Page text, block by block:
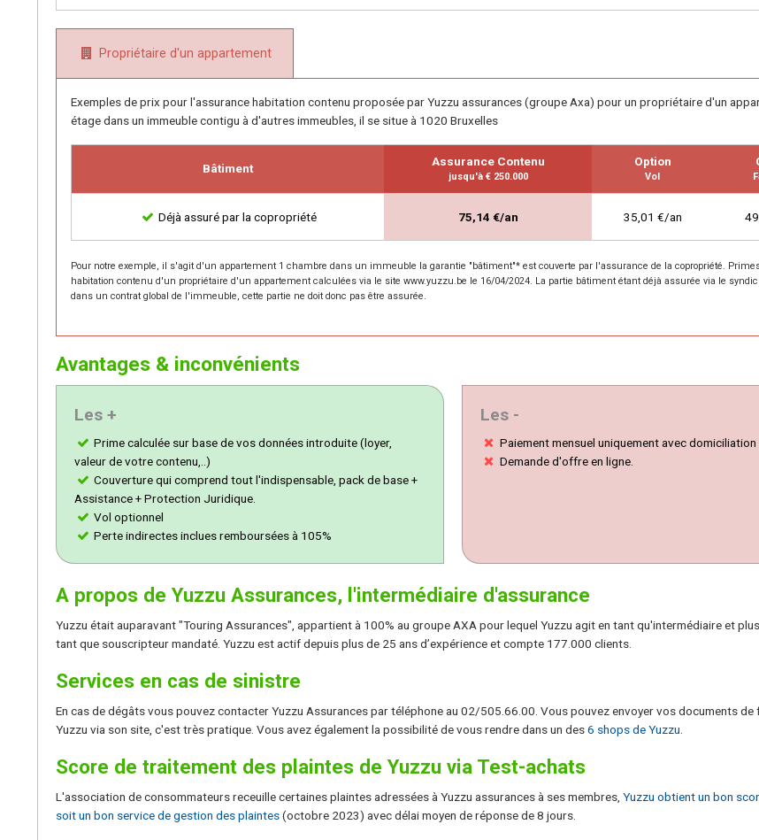
Propriétaire d'un appartement
Exemples de prix pour l'assurance habitation contenu proposée par Yuzzu assurances (groupe Axa) pour un propriétaire d'un
étage dans un immeuble contigu à d'autres immeubles, il se situe à 1020 Bruxelles
Bâtiment Assurance Contenu
jusqu'à € 250.000
Option
Vol
Déjà assuré par la copropriété 75,14 €/an 35,01 €/an
Pour notre exemple, il s'agit d'un appartement 1 chambre dans un immeuble la garantie "bâtiment"* est couverte par l'assurance de la copropriété.
habitation contenu d'un propriétaire d'un appartement calculées via le site www.yuzzu.be le 16/04/2024. La partie bâtiment étant déjà assurée via le syndic
dans un contrat global de l'immeuble, cette partie ne doit donc pas être assurée.
Avantages & inconvénients
Les +
Prime calculée sur base de vos données introduite (loyer,
valeur de votre contenu,..)
Couverture qui comprend tout l'indispensable, pack de base +
Assistance + Protection Juridique.
Vol optionnel
Perte indirectes inclues remboursées à 105%
Les -
Paiement mensuel uniquement avec domiciliation
Demande d'offre en ligne.
A propos de Yuzzu Assurances, l'intermédiaire d'assurance
Yuzzu était auparavant "Touring Assurances", appartient à 100% au groupe AXA pour lequel Yuzzu agit en tant qu'intermédiaire et
tant que souscripteur mandaté. Yuzzu est actif depuis plus de 25 ans d’expérience et compte 177.000 clients.
Services en cas de sinistre
En cas de dégâts vous pouvez contacter Yuzzu Assurances par téléphone au 02/505.66.00. Vous pouvez envoyer vos documents de
Yuzzu via son site, c'est très pratique. Vous avez également la possibilité de vous rendre dans un des6 shops de Yuzzu
Score de traitement des plaintes de Yuzzu via Test-achats
L'association de consommateurs receuille certaines plaintes adressées à Yuzzu assurances à ses membres, Yuzzu obtient un bon
soit un bon service de gestion des plaintes(octobre 2023) avec délai moyen de réponse de 8 jours.